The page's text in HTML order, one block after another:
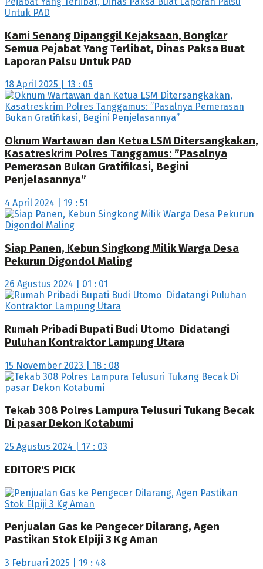
Kami Senang Dipanggil Kejaksaan, Bongkar
Semua Pejabat Yang Terlibat, Dinas Paksa Buat
Laporan Palsu Untuk PAD
18 April 2025 | 13 : 05
Oknum Wartawan dan Ketua LSM Ditersangkakan,
Kasatreskrim Polres Tanggamus: ”Pasalnya
Pemerasan Bukan Gratifikasi, Begini
Penjelasannya”
4 April 2024 | 19 : 51
Siap Panen, Kebun Singkong Milik Warga Desa
Pekurun Digondol Maling
26 Agustus 2024 | 01 : 01
Rumah Pribadi Bupati Budi Utomo Didatangi
Puluhan Kontraktor Lampung Utara
15 November 2023 | 18 : 08
Tekab 308 Polres Lampura Telusuri Tukang Becak
Di pasar Dekon Kotabumi
25 Agustus 2024 | 17 : 03
EDITOR'S PICK
Penjualan Gas ke Pengecer Dilarang, Agen
Pastikan Stok Elpiji 3 Kg Aman
3 Februari 2025 | 19 : 48